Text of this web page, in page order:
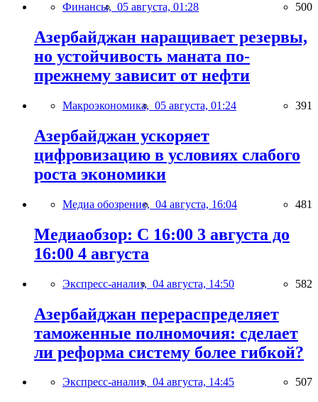
Финансы, 05 августа, 01:28 500
Азербайджан наращивает резервы,
но устойчивость маната по-
прежнему зависит от нефти
Макроэкономика, 05 августа, 01:24 391
Азербайджан ускоряет
цифровизацию в условиях слабого
роста экономики
Медиа обозрение, 04 августа, 16:04 481
Медиаобзор: С 16:00 3 августа до
16:00 4 августа
Экспресс-анализ, 04 августа, 14:50 582
Азербайджан перераспределяет
таможенные полномочия: сделает
ли реформа систему более гибкой?
Экспресс-анализ, 04 августа, 14:45 507